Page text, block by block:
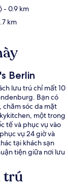
- 0.9 km
km
Berlin
lưu trú chỉ mất 10
Bạn có
chăm sóc da mặt
một trong
tế và phục vụ vào
vụ 24 giờ và
tại khách sạn
tiện giữa nơi lưu
5 phút đi bộ.
trú